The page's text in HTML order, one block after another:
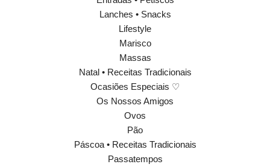
Lanches • Snacks
Lifestyle
Marisco
Massas
Natal • Receitas Tradicionais
Ocasiões Especiais ♡
Os Nossos Amigos
Ovos
Pão
Páscoa • Receitas Tradicionais
Passatempos